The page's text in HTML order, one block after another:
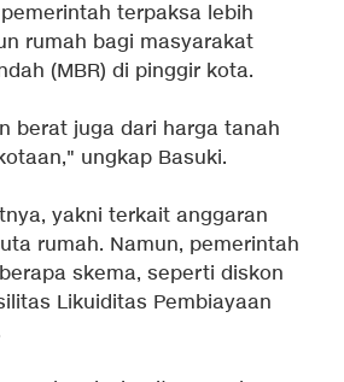
terpaksa lebih
rumah bagi masyarakat
(MBR) di pinggir kota.
berat juga dari harga tanah
ungkap Basuki.
yakni terkait anggaran
rumah. Namun, pemerintah
skema, seperti diskon
Likuiditas Pembiayaan